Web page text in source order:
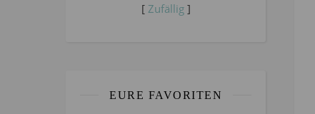
[ Zufällig]
EURE FAVORITEN